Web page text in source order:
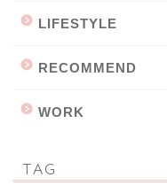
LIFESTYLE
RECOMMEND
WORK
TAG